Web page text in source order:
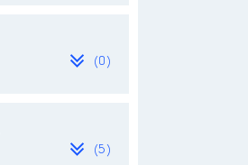
(0)
(5)